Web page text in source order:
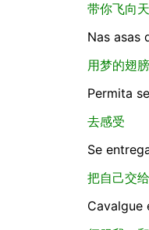
带你飞向
Nas asas
用梦的翅
Permita
去感受
Se
把自己交
Cavalgue